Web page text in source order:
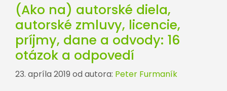
(Ako na) autorské diela,
autorské zmluvy, licencie,
príjmy, dane a odvody: 16
otázok a odpovedí
23. apríla 2019 od autora: Peter Furmaník